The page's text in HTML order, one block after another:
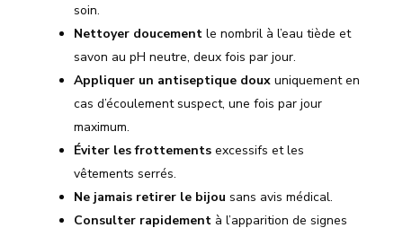
soin.
Nettoyer doucement le nombril à l’eau tiède et
savon au pH neutre, deux fois par jour.
Appliquer un antiseptique doux uniquement en
cas d’écoulement suspect, une fois par jour
maximum.
Éviter les frottements excessifs et les
vêtements serrés.
Ne jamais retirer le bijou sans avis médical.
Consulter rapidement à l’apparition de signes